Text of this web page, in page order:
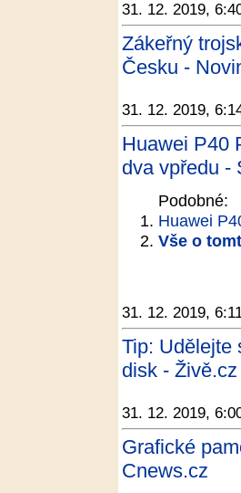
31. 12. 2019,
Zákeřný
Česku -
31. 12. 2019,
Huawei P40
dva vpředu -
Podobné:
Huawei
Vše o
31. 12. 2019,
Tip: Udělejte
disk - Živě.cz
31. 12. 2019,
Grafické
Cnews.cz